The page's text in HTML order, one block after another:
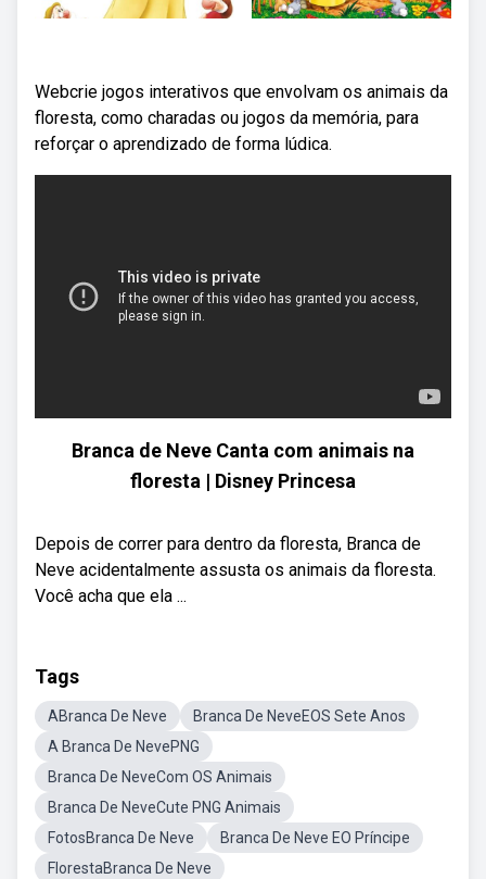
Webcrie jogos interativos que envolvam os animais da
floresta, como charadas ou jogos da memória, para
reforçar o aprendizado de forma lúdica.
Branca de Neve Canta com animais na
floresta | Disney Princesa
Depois de correr para dentro da floresta, Branca de
Neve acidentalmente assusta os animais da floresta.
Você acha que ela ...
Tags
ABranca De Neve
Branca De NeveEOS Sete Anos
A Branca De NevePNG
Branca De NeveCom OS Animais
Branca De NeveCute PNG Animais
FotosBranca De Neve
Branca De Neve EO Príncipe
FlorestaBranca De Neve